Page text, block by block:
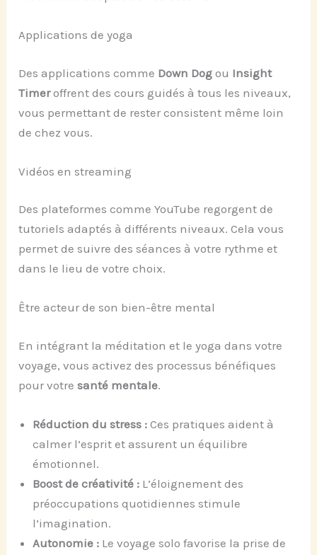
Applications de yoga
Des applications comme Down Dog ou Insight
Timeroffrent des cours guidés à tous les niveaux,
vous permettant de rester consistent même loin
de chez vous.
Vidéos en streaming
Des plateformes comme YouTube regorgent de
tutoriels adaptés à différents niveaux. Cela vous
permet de suivre des séances à votre rythme et
dans le lieu de votre choix.
Être acteur de son bien-être mental
En intégrant la méditation et le yoga dans votre
voyage, vous activez des processus bénéfiques
pour votresanté mentale.
Réduction du stress : Ces pratiques aident à
calmer l’esprit et assurent un équilibre
émotionnel.
Boost de créativité : L’éloignement des
préoccupations quotidiennes stimule
l’imagination.
Autonomie : Le voyage solo favorise la prise de